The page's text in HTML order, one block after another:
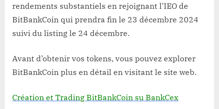
rendements substantiels en rejoignant l’IEO de
BitBankCoin qui prendra fin le 23 décembre 2024
suivi du listing le 24 décembre.
Avant d’obtenir vos tokens, vous pouvez explorer
BitBankCoin plus en détail en visitant le site web.
Création et Trading BitBankCoin su BankCex